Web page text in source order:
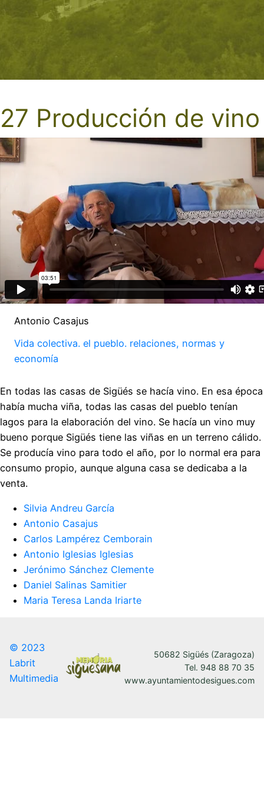
27 Producción de vino
Antonio Casajus
Vida colectiva. el pueblo. relaciones, normas y
economía
En todas las casas de Sigüés se hacía vino. En esa época
había mucha viña, todas las casas del pueblo tenían
lagos para la elaboración del vino. Se hacía un vino muy
bueno porque Sigüés tiene las viñas en un terreno cálido.
Se producía vino para todo el año, por lo normal era para
consumo propio, aunque alguna casa se dedicaba a la
venta.
Silvia Andreu García
Antonio Casajus
Carlos Lampérez Cemborain
Antonio Iglesias Iglesias
Jerónimo Sánchez Clemente
Daniel Salinas Samitier
Maria Teresa Landa Iriarte
© 2023
Labrit
Multimedia
50682 Sigüés (Zaragoza)
Tel. 948 88 70 35
www.ayuntamientodesigues.com